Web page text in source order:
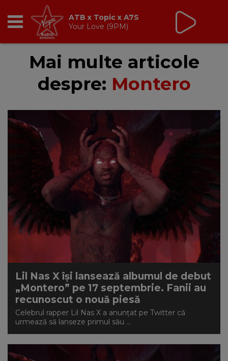
RADIO
BREAKFAST
TIC TALK
CÂȘTIGĂ
HOT 30
DANCEFLOOR CHART
RADIO ACADEMY
CONTUL MEU
ATB x Topic x A7S
Your Love (9PM)
Mai multe articole
despre: Montero
Lil Nas X își lansează albumul de debut
„Montero” pe 17 septembrie. Fanii au
recunoscut o nouă piesă
Celebrul rapper Lil Nas X a anunțat pe Twitter că
urmează să lanseze primul său ...